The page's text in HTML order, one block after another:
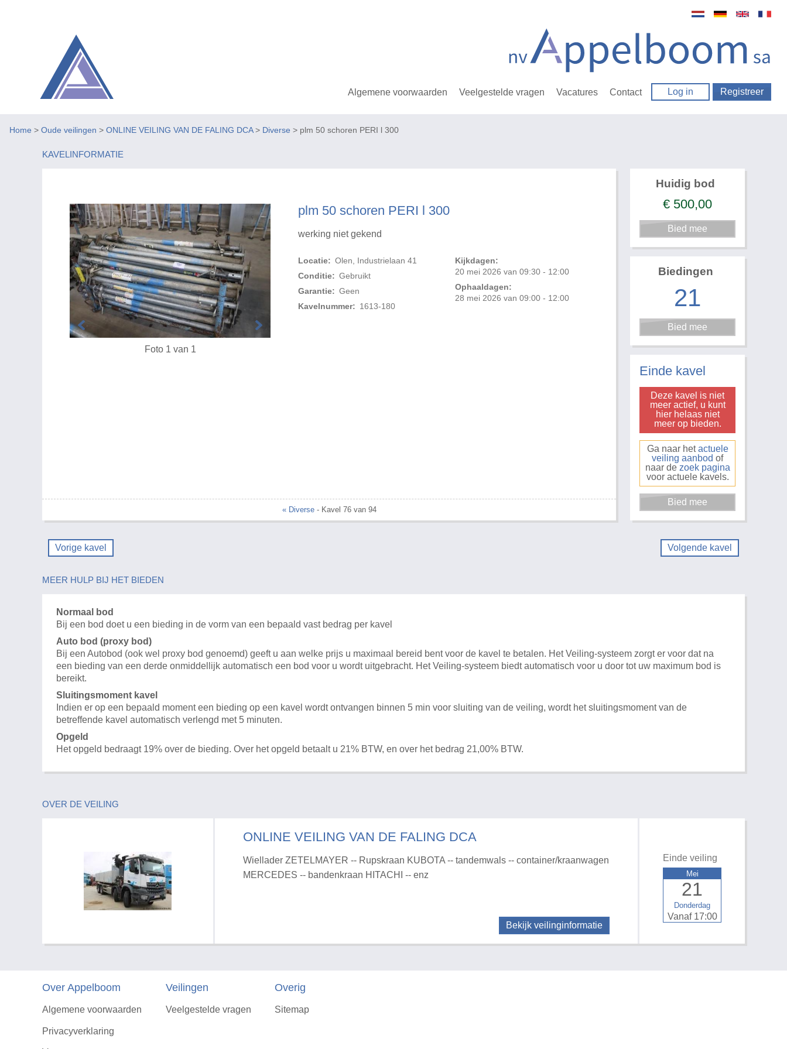
Algemene voorwaarden Veelgestelde vragen Vacatures Contact Log in Registreer
Home > Oude veilingen > ONLINE VEILING VAN DE FALING DCA> Diverse > plm 50 schoren PERI l 300
KAVELINFORMATIE
plm 50 schoren PERI l 300
werking niet gekend
Locatie: Olen, Industrielaan 41
Conditie: Gebruikt
Garantie: Geen
Kavelnummer: 1613-180
Kijkdagen:
20 mei 2026 van 09:30 - 12:00
Ophaaldagen:
28 mei 2026 van 09:00 - 12:00
Foto 1 van 1
« Diverse- Kavel 76 van 94
Huidig bod
€ 500,00
Biedingen
21
Einde kavel
Deze kavel is niet
meer actief, u kunt
hier helaas niet
meer op bieden.
Ga naar hetactuele
veiling aanbod of
naar de zoek pagina
voor actuele kavels.
Vorige kavel Volgende kavel
MEER HULP BIJ HET BIEDEN
Normaal bod
Bij een bod doet u een bieding in de vorm van een bepaald vast bedrag per kavel
Auto bod (proxy bod)
Bij een Autobod (ook wel proxy bod genoemd) geeft u aan welke prijs u maximaal bereid bent voor de kavel te betalen. Het Veiling-systeem zorgt er voor dat na
een bieding van een derde onmiddellijk automatisch een bod voor u wordt uitgebracht. Het Veiling-systeem biedt automatisch voor u door tot uw maximum bod is
bereikt.
Sluitingsmoment kavel
Indien er op een bepaald moment een bieding op een kavel wordt ontvangen binnen 5 min voor sluiting van de veiling, wordt het sluitingsmoment van de
betreffende kavel automatisch verlengd met 5 minuten.
Opgeld
Het opgeld bedraagt 19% over de bieding. Over het opgeld betaalt u 21% BTW, en over het bedrag 21,00% BTW.
OVER DE VEILING
ONLINE VEILING VAN DE FALING DCA
Wiellader ZETELMAYER -- Rupskraan KUBOTA -- tandemwals -- container/kraanwagen
MERCEDES -- bandenkraan HITACHI -- enz
Bekijk veilinginformatie
Einde veiling
Donderdag
21
Mei
Vanaf 17:00
Over Appelboom
Algemene voorwaarden
Privacyverklaring
Veilingen
Veelgestelde vragen
Overig
Sitemap